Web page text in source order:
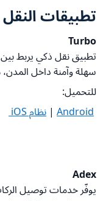
تطبيقات
Turbo
تطبيق نقل ذكي يربط بين
سهلة وآمنة داخل
للتحميل:
Android
| نظام iOS
Adex
يوفّر خدمات توصيل